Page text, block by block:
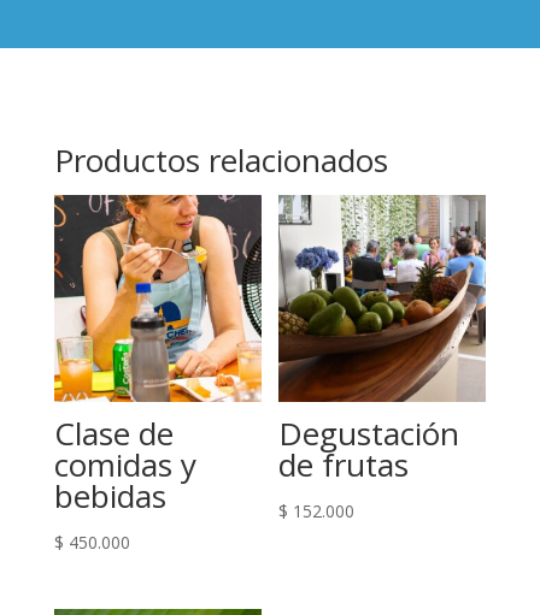
Productos relacionados
Clase de
comidas y
bebidas
$ 450.000
Degustación
de frutas
$ 152.000